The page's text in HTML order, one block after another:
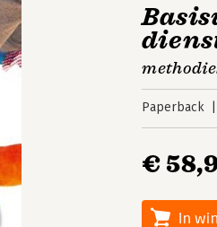
Paperback
€
In